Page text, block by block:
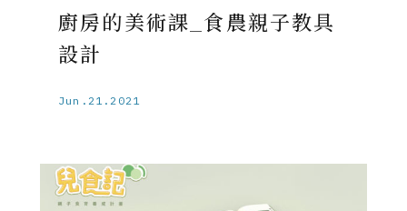
廚房的美術課_食農親子教具
設計
Jun.21.2021